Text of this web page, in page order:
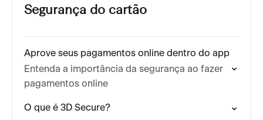
Segurança do cartão
Aprove seus pagamentos online dentro do app
Entenda a importância da segurança ao fazer
pagamentos online
O que é 3D Secure?